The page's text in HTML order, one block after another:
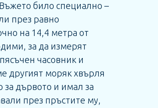
било специално –
през равно
на 14,4 метра от
за да измерят
часовник и
другият моряк хвърля
за дървото и имал за
през пръстите му,